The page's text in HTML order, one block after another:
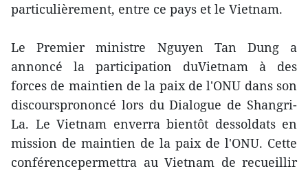
particulièrement, entre ce pays et le Vietnam.
Le Premier ministre Nguyen Tan Dung a
annoncé la participation duVietnam à des
forces de maintien de la paix de l'ONU dans son
discoursprononcé lors du Dialogue de Shangri-
La. Le Vietnam enverra bientôt dessoldats en
mission de maintien de la paix de l'ONU. Cette
conférencepermettra au Vietnam de recueillir